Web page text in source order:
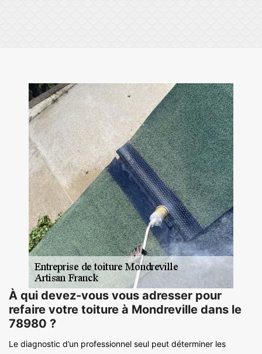
À qui devez-vous vous adresser pour
refaire votre toiture à Mondreville dans le
78980 ?
Le diagnostic d’un professionnel seul peut déterminer les